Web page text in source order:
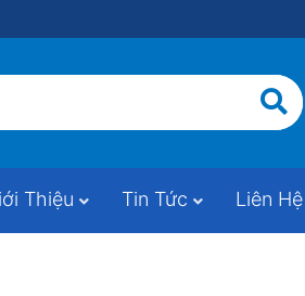
Thiệu Tin Tức Liên Hệ